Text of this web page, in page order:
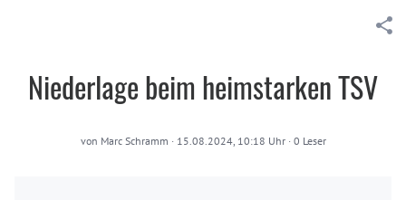
Niederlage beim heimstarken TSV
von Marc Schramm · 15.08.2024, 10:18 Uhr· 0 Leser